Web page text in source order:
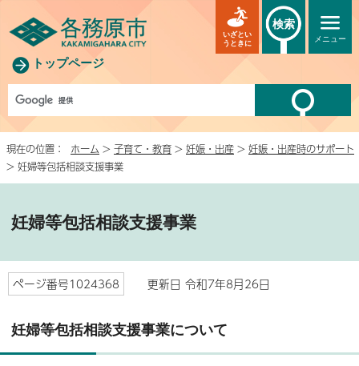
トップページ
メニュー
いざとい
うときに
検索
現在の位置： ホーム > 子育て・教育 > 妊娠・出産 > 妊娠・出産時のサポート
> 妊婦等包括相談支援事業
妊婦等包括相談支援事業
ページ番号1024368 更新日 令和7年8月26日
妊婦等包括相談支援事業について